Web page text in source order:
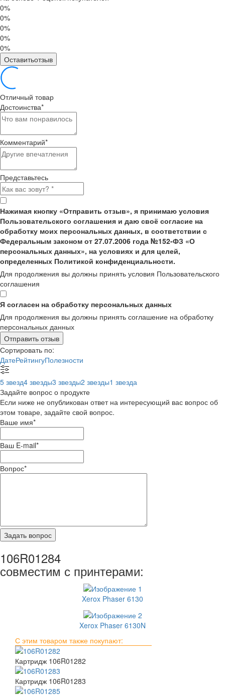
0%
0%
0%
0%
0%
Оставитьотзыв
Отличный товар
Достоинства*
Комментарий*
Представьтесь
Нажимая кнопку «Отправить отзыв», я принимаю условия
Пользовательского соглашения и даю своё согласие на
обработку моих персональных данных, в соответствии с
Федеральным законом от 27.07.2006 года №152-ФЗ «О
персональных данных», на условиях и для целей,
определенных Политикой конфиденциальности.
Для продолжения вы должны принять условия Пользовательского
соглашения
Я согласен на обработку персональных данных
Для продолжения вы должны принять соглашение на обработку
персональных данных
Отправить отзыв
Сортировать по:
ДатеРейтингуПолезности
5 звезд4 звезды3 звезды2 звезды1 звезда
Задайте вопрос о продукте
Если ниже не опубликован ответ на интересующий вас вопрос об
этом товаре, задайте свой вопрос.
Ваше имя*
Ваш E-mail*
Вопрос*
106R01284
совместим с принтерами:
Xerox Phaser 6130
Xerox Phaser 6130N
С этим товаром также покупают:
Картридж 106R01282
Картридж 106R01283